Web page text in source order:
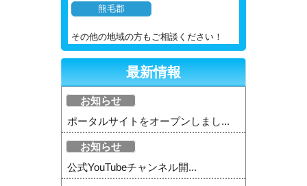
熊毛郡
その他の地域の方もご相談ください！
最新情報
お知らせ
ポータルサイトをオープンしまし...
お知らせ
公式YouTubeチャンネル開...